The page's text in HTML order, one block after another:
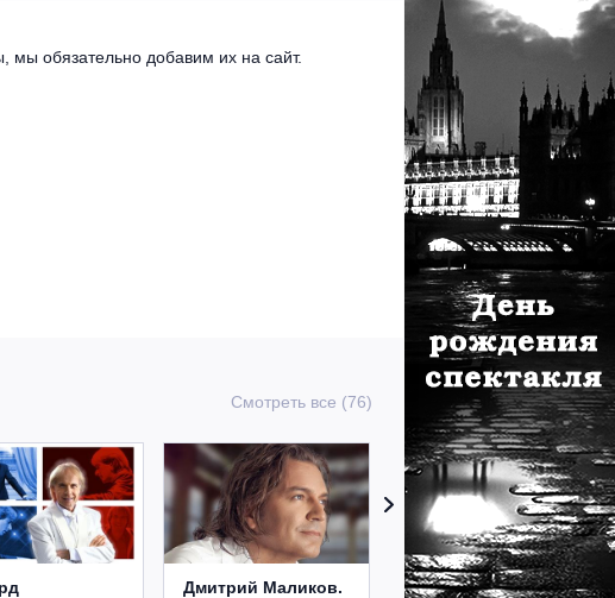
мы обязательно добавим их на сайт.
Смотреть все (76)
Дмитрий Маликов.
Рождественский